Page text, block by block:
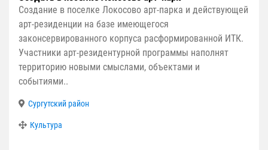
Создание в поселке Локосово арт-парка и действующей
арт-резиденции на базе имеющегося
законсервированного корпуса расформированной ИТК.
Участники арт-резидентурной программы наполнят
территорию новыми смыслами, объектами и
событиями..
Сургутский район
Культура